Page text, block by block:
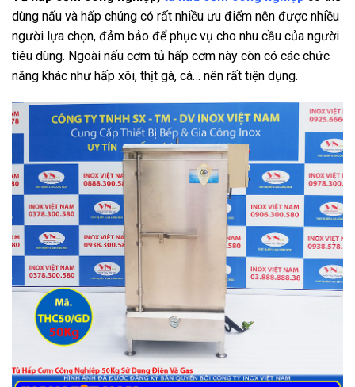
dùng nấu và hấp chúng có rất nhiều ưu điểm nên được nhiều
người lựa chọn, đảm bảo để phục vụ cho nhu cầu của người
tiêu dùng. Ngoài nấu cơm tủ hấp cơm này còn có các chức
năng khác như hấp xôi, thịt gà, cá… nên rất tiện dụng.